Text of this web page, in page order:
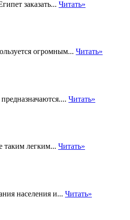
заказать... Читать»
огромным... Читать»
Читать»
таким легким... Читать»
населения и... Читать»